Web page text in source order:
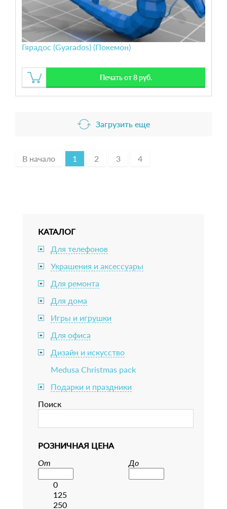
Гярадос (Gyarados) (Покемон)
Печать от 8 руб.
Загрузить еще
В начало 1 2 3 4
КАТАЛОГ
+ Для телефонов
+ Украшения и аксессуары
+ Для ремонта
+ Для дома
+ Игры и игрушки
+ Для офиса
+
Дизайн и искусство
Medusa Christmas pack
+
Подарки и праздники
Поиск
РОЗНИЧНАЯ ЦЕНА
От
До
0
125
250